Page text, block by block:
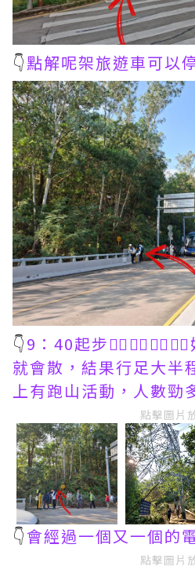
👇點解呢架旅遊車可以
👇9：40起步
就會散，結果行足大半
上有跑山活動，人數勁
點擊圖片
👇會經過一個又一個的
點擊圖片